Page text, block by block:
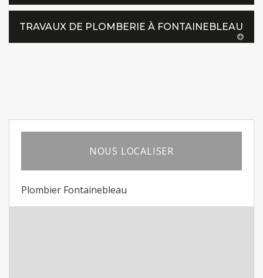
TRAVAUX DE PLOMBERIE À FONTAINEBLEAU
NOUS LOCALISER
Plombier Fontainebleau